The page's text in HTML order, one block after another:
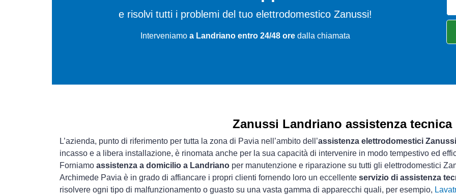
e risolvi tutti i problemi del tuo elettrodomestico Zanussi!
Interveniamo a Landriano entro 24/48 ore dalla chiamata
Zanussi Landriano assistenza tecnica
L’azienda, punto di riferimento per tutta la zona di Pavia nell’ambito dell’assistenza elettrodomestici Zanussi
incasso e a libera installazione, è rinomata anche per la sua capacità di intervenire in modo tempestivo ed
Forniamo assistenza a domicilio a Landriano per manutenzione e riparazione su tutti gli elettrodomestici
Archimede Pavia è in grado di affiancare i propri clienti fornendo loro un eccellente servizio di assistenza
risolvere ogni tipo di malfunzionamento o guasto su una vasta gamma di apparecchi quali, per esempio,